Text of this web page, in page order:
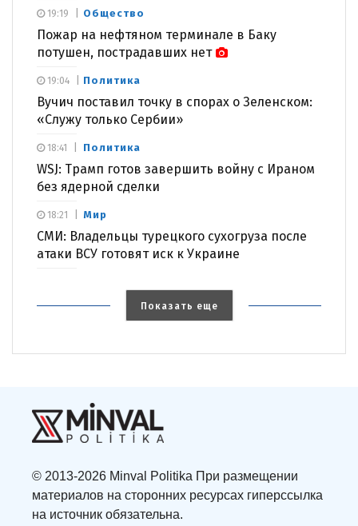
Общество
Пожар на нефтяном терминале в Баку
потушен, пострадавших нет
19:19
Политика
Вучич поставил точку в спорах о Зеленском:
«Служу только Сербии»
19:04
Политика
WSJ: Трамп готов завершить войну с Ираном
без ядерной сделки
18:41
Мир
СМИ: Владельцы турецкого сухогруза после
атаки ВСУ готовят иск к Украине
18:21
Показать еще
© 2013-2026 Minval Politika При размещении
материалов на сторонних ресурсах гиперссылка
на источник обязательна.